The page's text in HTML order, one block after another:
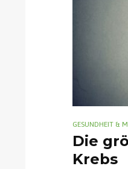
GESUNDHEIT &
Die
Krebs